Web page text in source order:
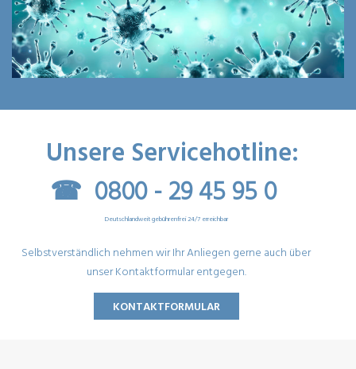
Unsere Servicehotline:
☎ 0800 - 29 45 95 0
Deutschlandweit gebührenfrei 24/7 erreichbar
Selbstverständlich nehmen wir Ihr Anliegen gerne auch über
unserKontaktformularentgegen.
KONTAKTFORMULAR